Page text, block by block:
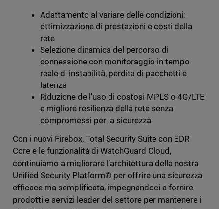
Adattamento al variare delle condizioni:
ottimizzazione di prestazioni e costi della
rete
Selezione dinamica del percorso di
connessione con monitoraggio in tempo
reale di instabilità, perdita di pacchetti e
latenza
Riduzione dell'uso di costosi MPLS o 4G/LTE
e migliore resilienza della rete senza
compromessi per la sicurezza
Con i nuovi Firebox, Total Security Suite con EDR
Core e le funzionalità di WatchGuard Cloud,
continuiamo a migliorare l’architettura della nostra
Unified Security Platform® per offrire una sicurezza
efficace ma semplificata, impegnandoci a fornire
prodotti e servizi leader del settore per mantenere i